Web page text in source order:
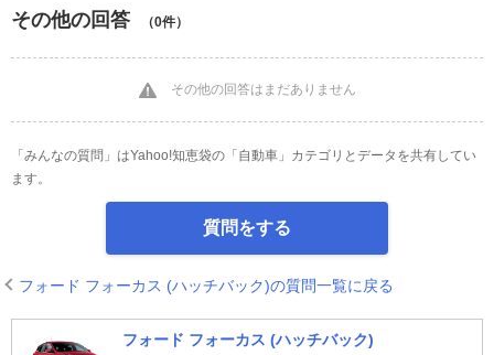
その他の回答 （0件）
その他の回答はまだありません
「みんなの質問」はYahoo!知恵袋の「自動車」カテゴリとデータを共有してい
ます。
質問をする
フォード フォーカス (ハッチバック)の質問一覧に戻る
フォード フォーカス (ハッチバック)